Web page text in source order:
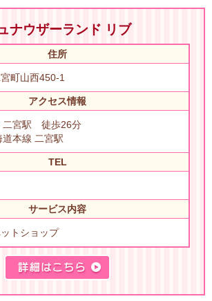
ナウザーランド リブ
住所
町山西450-1
アクセス情報
二宮駅 徒歩26分
道本線 二宮駅
TEL
サービス内容
トショップ